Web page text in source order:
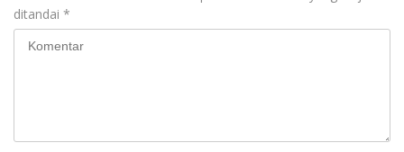
ditandai *